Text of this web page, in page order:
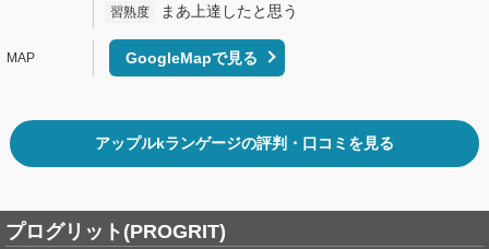
習熟度 まあ上達したと思う
GoogleMapで見る
アップルkランゲージの評判・口コミを見る
プログリット(PROGRIT)